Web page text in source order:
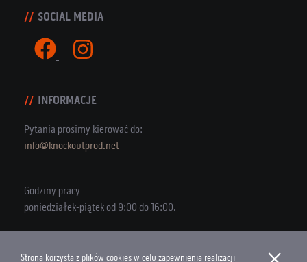
SOCIAL MEDIA
INFORMACJE
Pytania prosimy kierować do:
info@knockoutprod.net
Godziny pracy
poniedziałek-piątek od 9:00 do 16:00.
Strona korzysta z plików cookies w celu zapewnienia realizacji